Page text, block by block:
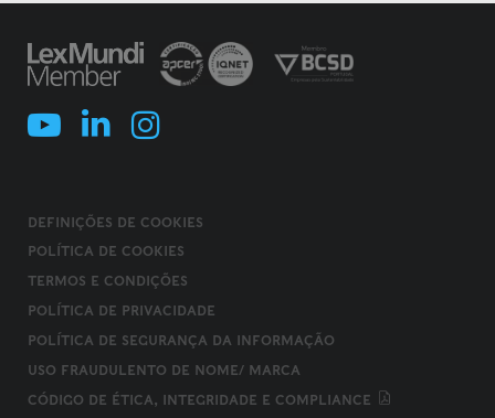
DEFINIÇÕES DE COOKIES
POLÍTICA DE COOKIES
TERMOS E CONDIÇÕES
POLÍTICA DE PRIVACIDADE
POLÍTICA DE SEGURANÇA DA INFORMAÇÃO
USO FRAUDULENTO DE NOME/ MARCA
CÓDIGO DE ÉTICA, INTEGRIDADE E COMPLIANCE